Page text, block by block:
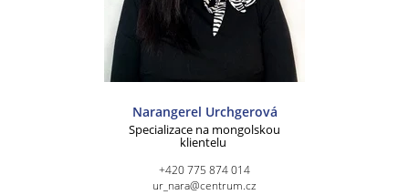
Narangerel Urchgerová
Specializace na mongolskou
klientelu
+420 775 874 014
ur_nara@centrum.cz